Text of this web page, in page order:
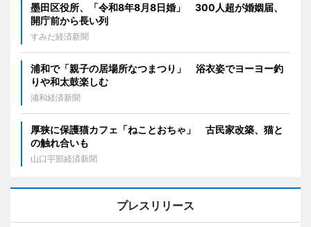
墨田区役所、「令和8年8月8日婚」 300人超が婚姻届、
開庁前から長い列
すみだ経済新聞
浦和で「親子の居場所なつまつり」 浴衣姿でヨーヨー釣
りや和太鼓楽しむ
浦和経済新聞
厚狭に保護猫カフェ「ねことおちゃ」 古民家改築、猫と
の触れ合いも
山口宇部経済新聞
プレスリリース